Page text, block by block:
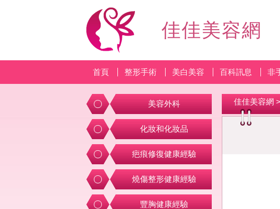
佳佳美容網
首頁 整形手術 美白美容 百科訊息 非
佳佳美容網
美容外科
化妝和化妝品
疤痕修復健康經驗
燒傷整形健康經驗
豐胸健康經驗